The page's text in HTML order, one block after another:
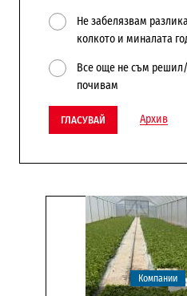
Не забелязвам
колкото и миналата
Все още не съм
почивам
ГЛАСУВАЙ Архив
Компании